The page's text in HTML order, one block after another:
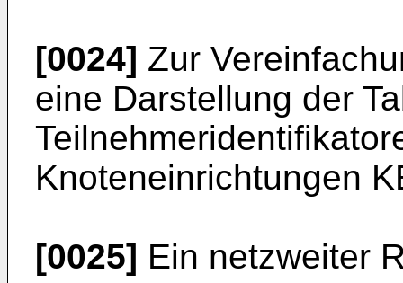
[0024] Zur
eine Darstellung der
Knoteneinrichtungen
[0025] Ein netzweiter